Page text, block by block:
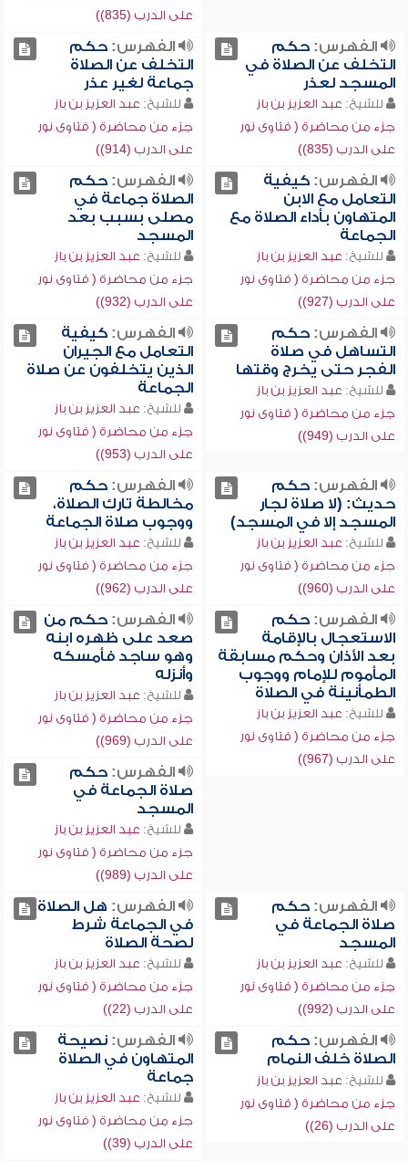
على الدرب (835))
الفهرس:حكم
التخلف عن الصلاة في
المسجد لعذر
للشيخ: عبد العزيز بن باز
جزء من محاضرة ( فتاوى نور
على الدرب (835))
الفهرس:حكم
التخلف عن الصلاة
جماعة لغير عذر
للشيخ: عبد العزيز بن باز
جزء من محاضرة ( فتاوى نور
على الدرب (914))
الفهرس:كيفية
التعامل مع الابن
المتهاون بأداء الصلاة مع
الجماعة
للشيخ: عبد العزيز بن باز
جزء من محاضرة ( فتاوى نور
على الدرب (927))
الفهرس:حكم
الصلاة جماعة في
مصلى بسبب بعد
المسجد
للشيخ: عبد العزيز بن باز
جزء من محاضرة ( فتاوى نور
على الدرب (932))
الفهرس:حكم
التساهل في صلاة
الفجر حتى يخرج وقتها
للشيخ: عبد العزيز بن باز
جزء من محاضرة ( فتاوى نور
على الدرب (949))
الفهرس:كيفية
التعامل مع الجيران
الذين يتخلفون عن صلاة
الجماعة
للشيخ: عبد العزيز بن باز
جزء من محاضرة ( فتاوى نور
على الدرب (953))
الفهرس:حكم
حديث: (لا صلاة لجار
المسجد إلا في المسجد)
للشيخ: عبد العزيز بن باز
جزء من محاضرة ( فتاوى نور
على الدرب (960))
الفهرس:حكم
مخالطة تارك الصلاة،
ووجوب صلاة الجماعة
للشيخ: عبد العزيز بن باز
جزء من محاضرة ( فتاوى نور
على الدرب (962))
الفهرس:حكم
الاستعجال بالإقامة
بعد الأذان وحكم مسابقة
المأموم للإمام ووجوب
الطمأنينة في الصلاة
للشيخ: عبد العزيز بن باز
جزء من محاضرة ( فتاوى نور
على الدرب (967))
الفهرس:حكم من
صعد على ظهره ابنه
وهو ساجد فأمسكه
وأنزله
للشيخ: عبد العزيز بن باز
جزء من محاضرة ( فتاوى نور
على الدرب (969))
الفهرس:حكم
صلاة الجماعة في
المسجد
للشيخ: عبد العزيز بن باز
جزء من محاضرة ( فتاوى نور
على الدرب (989))
الفهرس:حكم
صلاة الجماعة في
المسجد
للشيخ: عبد العزيز بن باز
جزء من محاضرة ( فتاوى نور
على الدرب (992))
الفهرس: هل الصلاة
في الجماعة شرط
لصحة الصلاة
للشيخ: عبد العزيز بن باز
جزء من محاضرة ( فتاوى نور
على الدرب (22))
الفهرس:حكم
الصلاة خلف النمام
للشيخ: عبد العزيز بن باز
جزء من محاضرة ( فتاوى نور
على الدرب (26))
الفهرس:نصيحة
المتهاون في الصلاة
جماعة
للشيخ: عبد العزيز بن باز
جزء من محاضرة ( فتاوى نور
على الدرب (39))